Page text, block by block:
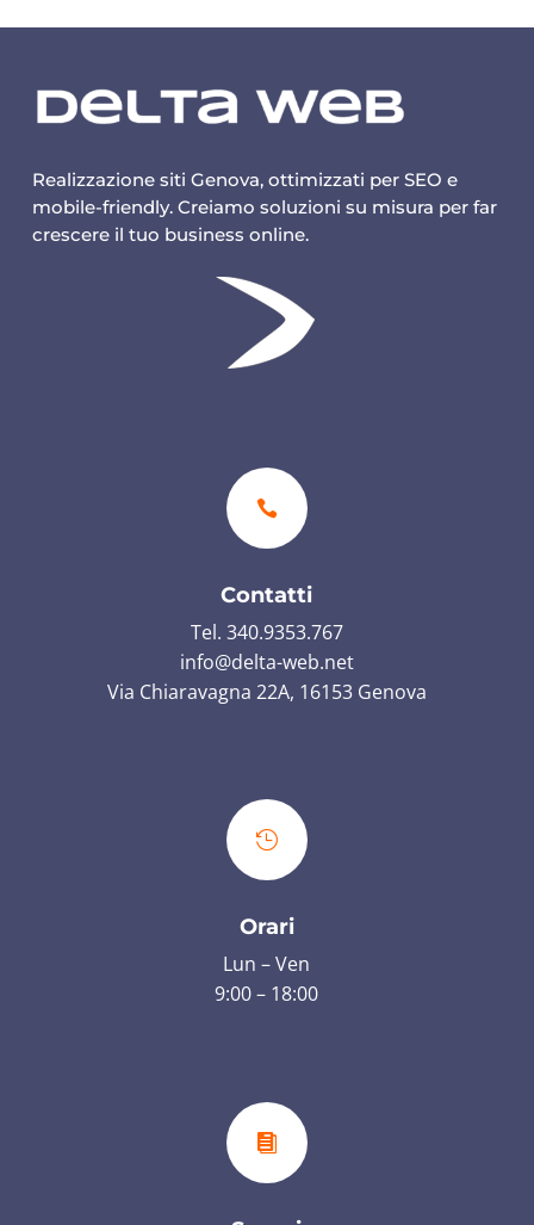
Realizzazione siti Genova, ottimizzati per SEO e
mobile-friendly. Creiamo soluzioni su misura per far
crescere il tuo business online.

Contatti
Tel. 340.9353.767
info@delta-web.net
Via Chiaravagna 22A, 16153 Genova

Orari
Lun – Ven
9:00 – 18:00
